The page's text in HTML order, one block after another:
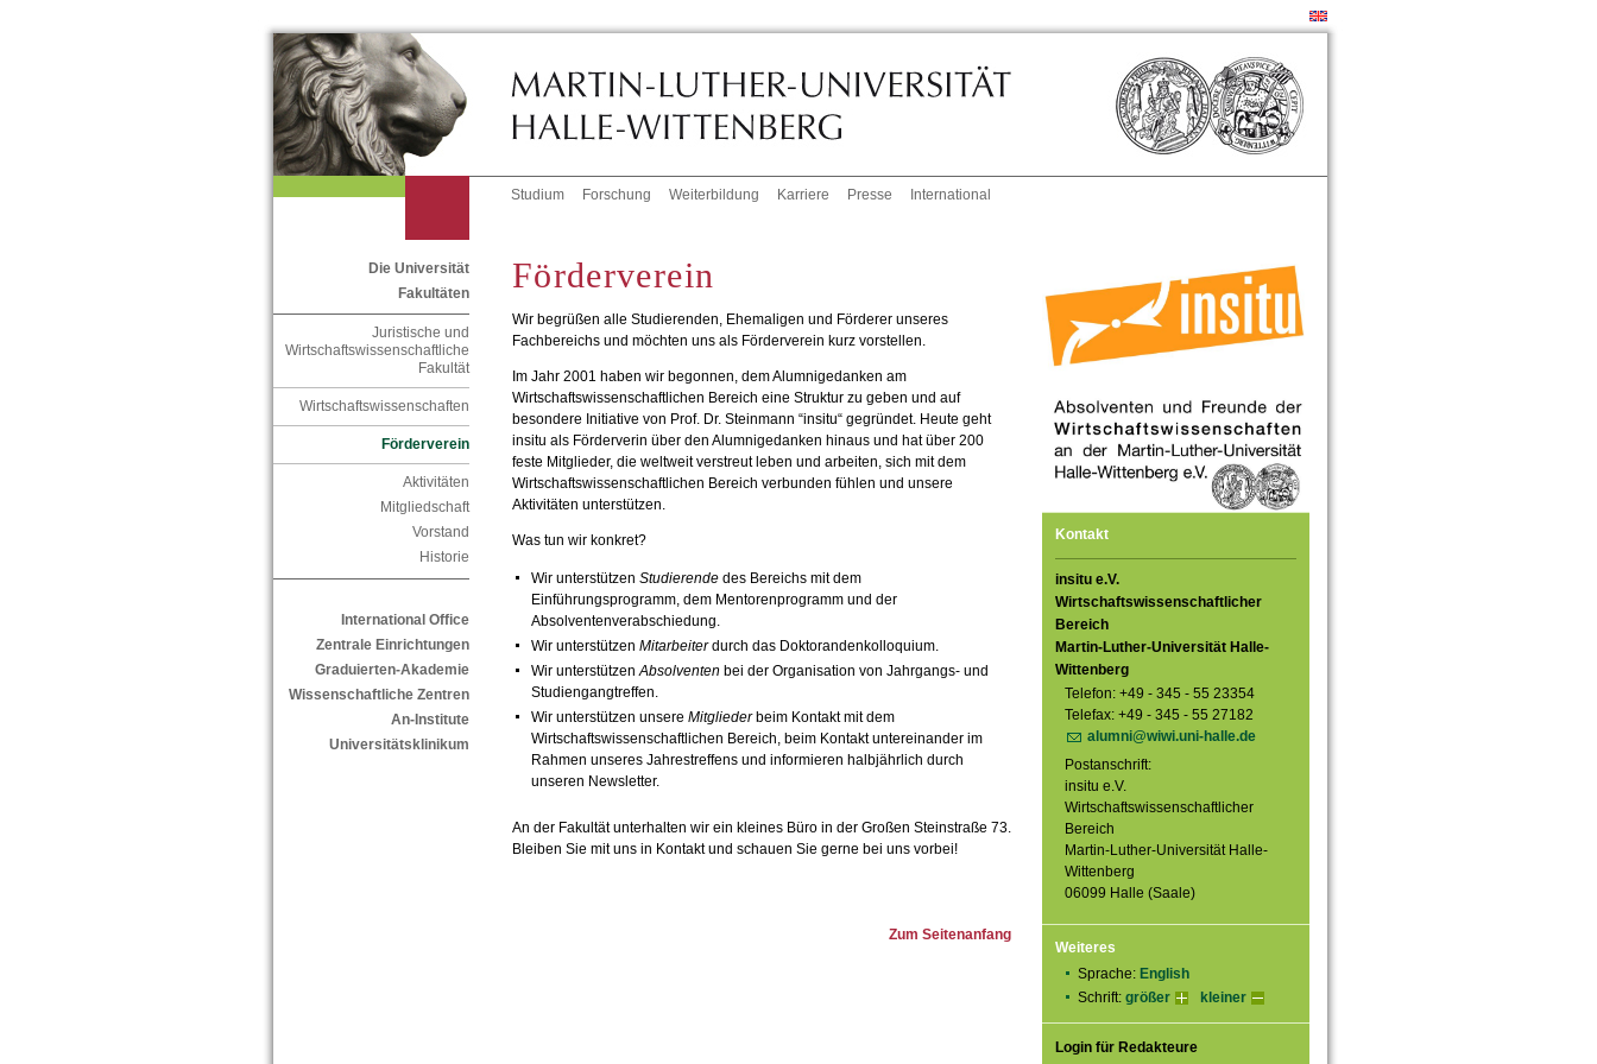
Studium Forschung Weiterbildung Karriere Presse International
Die Universität
Fakultäten
Juristische und
Wirtschaftswissenschaftliche
Fakultät
Wirtschaftswissenschaften
Förderverein
Aktivitäten
Mitgliedschaft
Vorstand
Historie
International Office
Zentrale Einrichtungen
Graduierten-Akademie
Wissenschaftliche Zentren
An-Institute
Universitätsklinikum
Kontakt
insitu e.V.
Wirtschaftswissenschaftlicher
Bereich
Martin-Luther-Universität Halle-
Wittenberg
Telefon: +49 - 345 - 55 23354
Telefax: +49 - 345 - 55 27182
alumni@wiwi.uni-halle.de
Postanschrift:
insitu e.V.
Wirtschaftswissenschaftlicher
Bereich
Martin-Luther-Universität Halle-
Wittenberg
06099 Halle (Saale)
Weiteres
Sprache: English
Schrift: größer kleiner
Login für Redakteure
Förderverein
Wir begrüßen alle Studierenden, Ehemaligen und Förderer unseres
Fachbereichs und möchten uns als Förderverein kurz vorstellen.
Im Jahr 2001 haben wir begonnen, dem Alumnigedanken am
Wirtschaftswissenschaftlichen Bereich eine Struktur zu geben und auf
besondere Initiative von Prof. Dr. Steinmann “insitu“ gegründet. Heute geht
insitu als Förderverin über den Alumnigedanken hinaus und hat über 200
feste Mitglieder, die weltweit verstreut leben und arbeiten, sich mit dem
Wirtschaftswissenschaftlichen Bereich verbunden fühlen und unsere
Aktivitäten unterstützen.
Was tun wir konkret?
Wir unterstützen Studierendedes Bereichs mit dem
Einführungsprogramm, dem Mentorenprogramm und der
Absolventenverabschiedung.
Wir unterstützen Mitarbeiterdurch das Doktorandenkolloquium.
Wir unterstützenAbsolventen bei der Organisation von Jahrgangs- und
Studiengangtreffen.
Wir unterstützen unsere Mitgliederbeim Kontakt mit dem
Wirtschaftswissenschaftlichen Bereich, beim Kontakt untereinander im
Rahmen unseres Jahrestreffens und informieren halbjährlich durch
unseren Newsletter.
An der Fakultät unterhalten wir ein kleines Büro in der Großen Steinstraße 73.
Bleiben Sie mit uns in Kontakt und schauen Sie gerne bei uns vorbei!
Zum Seitenanfang